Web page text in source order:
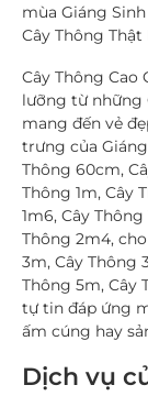
mùa Giáng
Cây Thông
Cây Thông Cao
lưỡng từ những
mang đến vẻ
trưng của
Thông 60cm,
Thông 1m, Cây
1m6, Cây Thông
Thông 2m4,
3m, Cây Thông
Thông 5m, Cây
tự tin đáp ứng
ấm cúng hay
Dịch vụ